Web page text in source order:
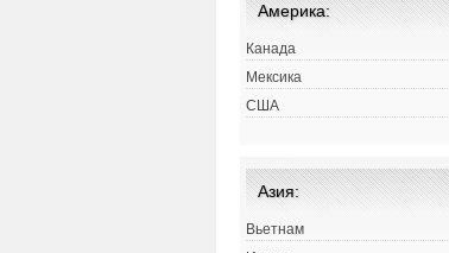
Америка:
Канада
Мексика
США
Азия:
Вьетнам